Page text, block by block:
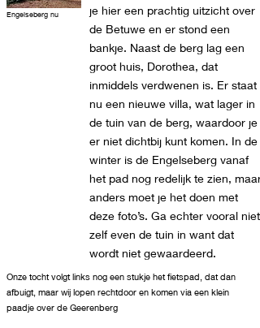
Engelseberg nu
je hier een prachtig uitzicht over
de Betuwe en er stond een
bankje. Naast de berg lag een
groot huis, Dorothea, dat
inmiddels verdwenen is. Er staat
nu een nieuwe villa, wat lager in
de tuin van de berg, waardoor je
er niet dichtbij kunt komen. In de
winter is de Engelseberg vanaf
het pad nog redelijk te zien, maar
anders moet je het doen met
deze foto’s. Ga echter vooral niet
zelf even de tuin in want dat
wordt niet gewaardeerd.
Onze tocht volgt links nog een stukje het fietspad, dat dan
afbuigt, maar wij lopen rechtdoor en komen via een klein
paadje over de Geerenberg